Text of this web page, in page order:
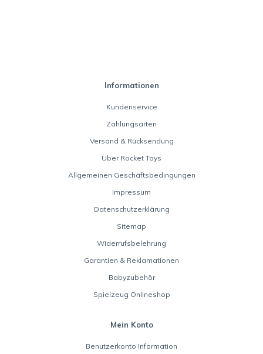
Informationen
Kundenservice
Zahlungsarten
Versand & Rücksendung
Über Rocket Toys
Allgemeinen Geschäftsbedingungen
Impressum
Datenschutzerklärung
Sitemap
Widerrufsbelehrung
Garantien & Reklamationen
Babyzubehör
Spielzeug Onlineshop
Mein Konto
Benutzerkonto Information